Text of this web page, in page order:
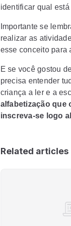
identificar qual
Importante se
realizar as
esse conceito para
E se você gostou
precisa entender
criança a ler e a
alfabetização que
inscreva-se logo
Related articles